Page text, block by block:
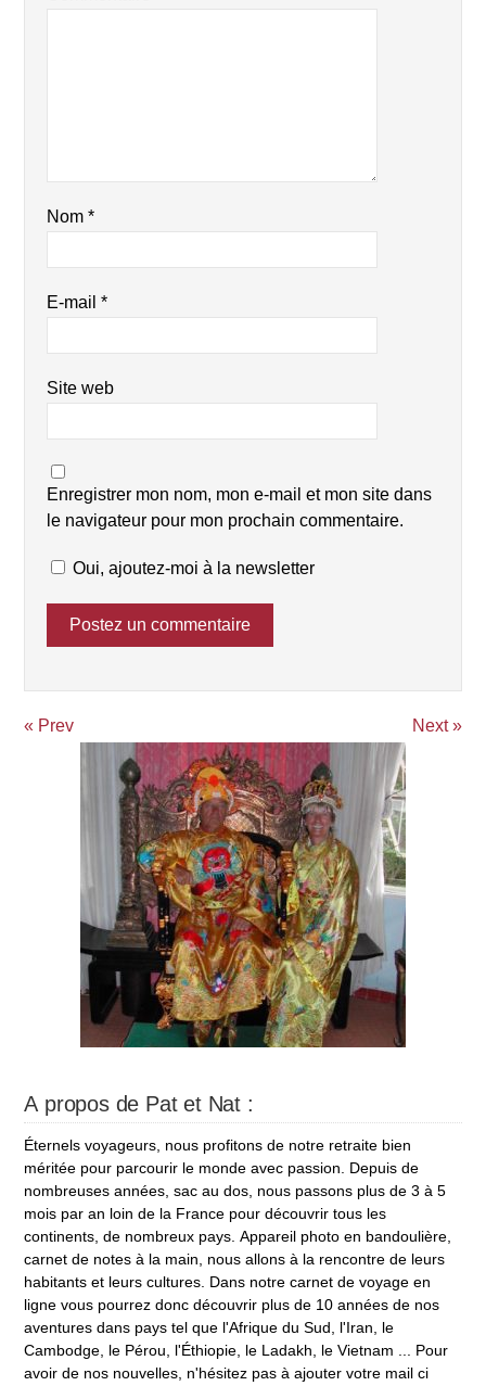
Nom*
E-mail*
Site web
Enregistrer mon nom, mon e-mail et mon site dans
le navigateur pour mon prochain commentaire.
Oui, ajoutez-moi à la newsletter
« Prev Next »
A propos de Pat et Nat :
Éternels voyageurs, nous profitons de notre retraite bien
méritée pour parcourir le monde avec passion. Depuis de
nombreuses années, sac au dos, nous passons plus de 3 à 5
mois par an loin de la France pour découvrir tous les
continents, de nombreux pays. Appareil photo en bandoulière,
carnet de notes à la main, nous allons à la rencontre de leurs
habitants et leurs cultures. Dans notre carnet de voyage en
ligne vous pourrez donc découvrir plus de 10 années de nos
aventures dans pays tel que l'Afrique du Sud, l'Iran, le
Cambodge, le Pérou, l'Éthiopie, le Ladakh, le Vietnam ... Pour
avoir de nos nouvelles, n'hésitez pas à ajouter votre mail ci